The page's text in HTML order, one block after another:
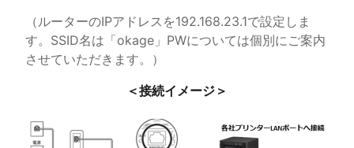
（ルーターのIPアドレスを192.168.23.1で設定しま
す。SSID名は「okage」PWについては個別にご案内
させていただきます。）
＜接続イメージ＞